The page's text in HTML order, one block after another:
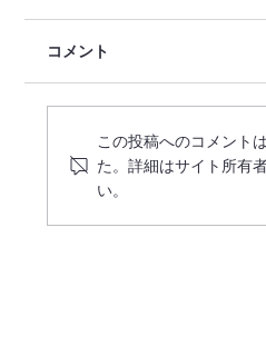
【令和7年度】高知
コメント
この投稿へのコメント
た。詳細はサイト所有
い。